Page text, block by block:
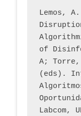
Lemos,
of
A;
(eds).
Labcom,